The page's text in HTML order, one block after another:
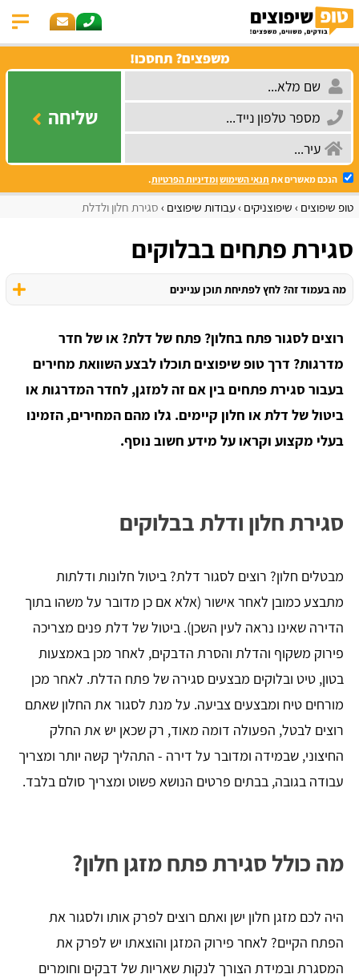
משפצים? תחסכו!
שליחה
הנכם מאשרים את תנאי השימושומדיניות הפרטיות.
טופ שיפוצים שיפוצניקים עבודות שיפוצים סגירת חלון ולדלת
סגירת פתחים בבלוקים
מה בעמוד זה? לחץ לפתיחת תוכן עניינים
רוצים לסגור פתח בחלון? פתח של דלת? או של חדר
מדרגות? דרך טופ שיפוצים תוכלו לבצע השוואת מחירים
בעבור סגירת פתחים בין אם זה למזגן, לחדר המדרגות או
ביטול של דלת או חלון קיימים. גלו מהם המחירים, הזמינו
בעלי מקצוע וקראו על מידע חשוב נוסף.
סגירת חלון ודלת בבלוקים
מבטלים חלון? רוצים לסגור דלת? ביטול חלונות ודלתות
מתבצע כמובן לאחר אישור (אלא אם כן מדובר על משהו בתוך
הדירה שאינו נראה לעין השכן). ביטול של דלת פנים מצריכה
פירוק משקוף והדלת והסרת הדבקים, לאחר מכן באמצעות
בטון, טיט ובלוקים מבצעים סגירה של פתח הדלת. לאחר מכן
מורחים טיח ומבצעים צביעה. על מנת לסגור את החלון שאתם
רוצים לבטל, הפעולה דומה מאוד, רק שכאן יש את החלק
החיצוני, שבמידה ומדובר על דירה - התהליך קשה יותר ומצריך
עבודה בגובה, בבתים פרטים הנושא פשוט ומצריך סולם בלבד.
מה כולל סגירת פתח מזגן חלון?
היה לכם מזגן חלון ישן ואתם רוצים לפרק אותו ולסגור את
הפתח הקיים? לאחר פירוק המזגן והוצאתו יש לפרק את
המסגרת ובמידת הצורך לנקות שאריות של דבקים וחומרים